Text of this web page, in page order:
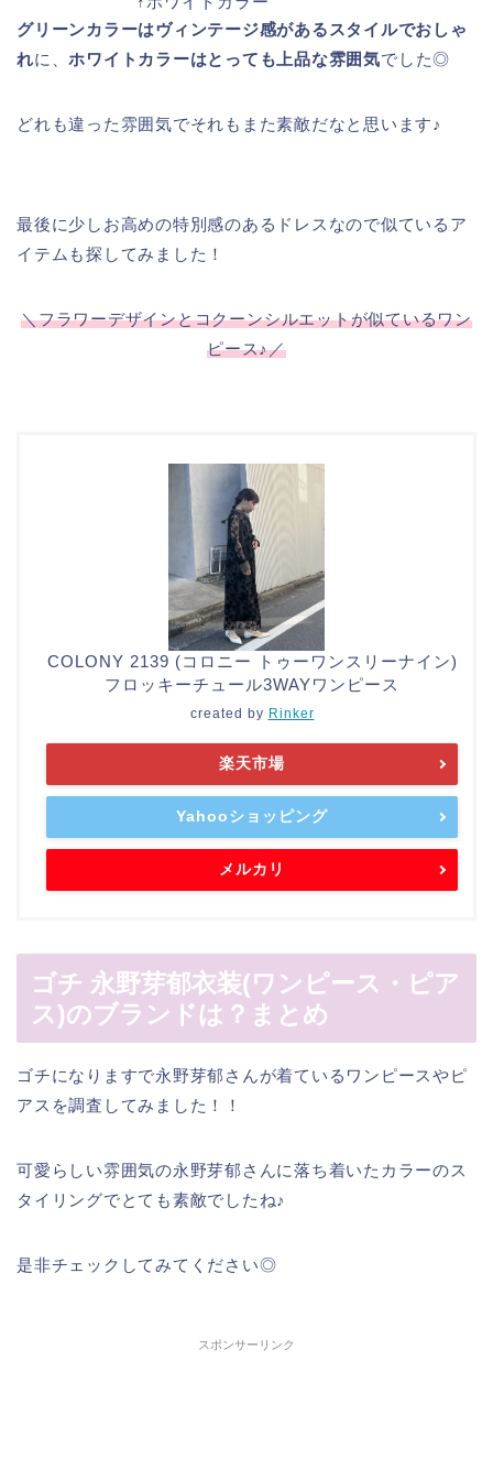
グリーンカラーはヴィンテージ感があるスタイルでおしゃ
れに、ホワイトカラーはとっても上品な雰囲気でした◎
どれも違った雰囲気でそれもまた素敵だなと思います♪
最後に少しお高めの特別感のあるドレスなので似ているア
イテムも探してみました！
＼フラワーデザインとコクーンシルエットが似ているワン
ピース♪／
COLONY 2139 (コロニー トゥーワンスリーナイン)
フロッキーチュール3WAYワンピース
created by Rinker
楽天市場
Yahooショッピング
メルカリ
ゴチ 永野芽郁衣装(ワンピース・ピア
ス)のブランドは？まとめ
ゴチになりますで永野芽郁さんが着ているワンピースやピ
アスを調査してみました！！
可愛らしい雰囲気の永野芽郁さんに落ち着いたカラーのス
タイリングでとても素敵でしたね♪
是非チェックしてみてください◎
スポンサーリンク